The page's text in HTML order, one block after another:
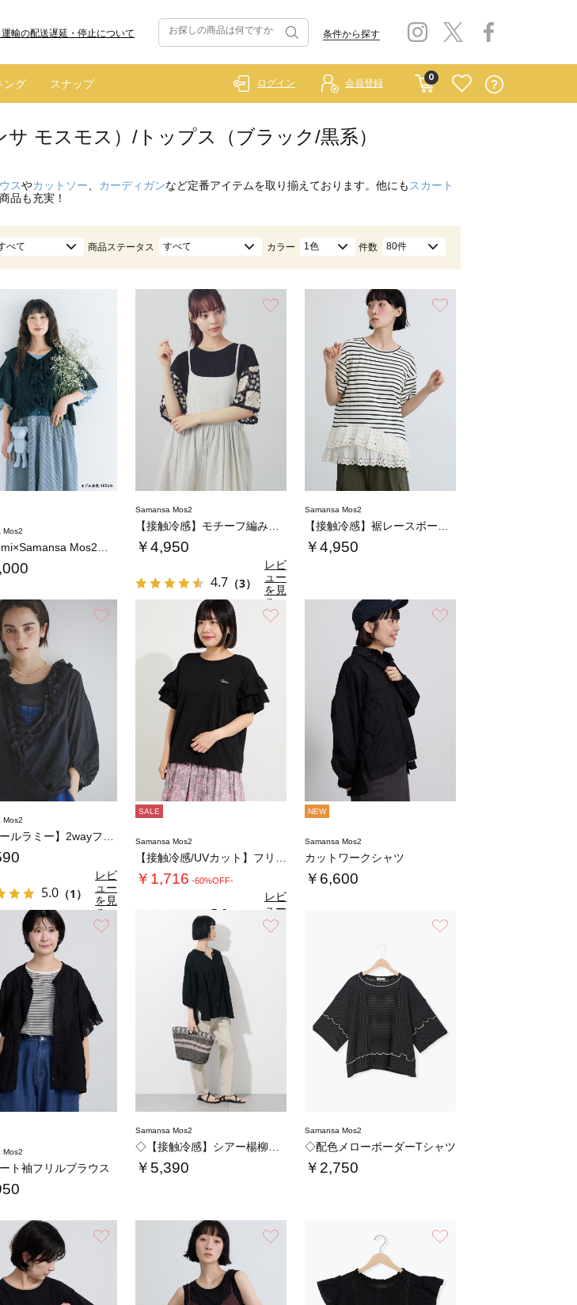
輸の配送遅延・停止について 条件から探す
ング スナップ
0
ログイン 会員登録
サ モスモス）/トップス（ブラック/黒系）
スやカットソー カーディガンなど定番アイテムを取り揃えております。他にも スカート
品も充実！
べて 商品ステータス すべて カラー 1色 件数 80件
Mos2
Samansa Mos2
￥4,950
4.7 （3）
レビ
ュー
を見
る
Samansa Mos2
￥4,950
Mos2
5.0 （1）
レビ
ュー
を見
る
SALE
Samansa Mos2
￥1,716 -60%OFF-
5.0
レビ
ュー
を見
る
NEW
Samansa Mos2
カットワークシャツ
￥6,600
Mos2
ト袖フリルブラウス
Samansa Mos2
￥5,390
Samansa Mos2
◇配色メローボーダーTシャツ
￥2,750